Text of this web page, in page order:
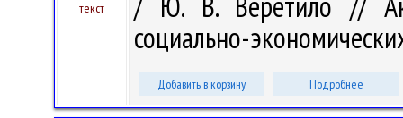
текст
социально-
Добавить в корзину Подробнее